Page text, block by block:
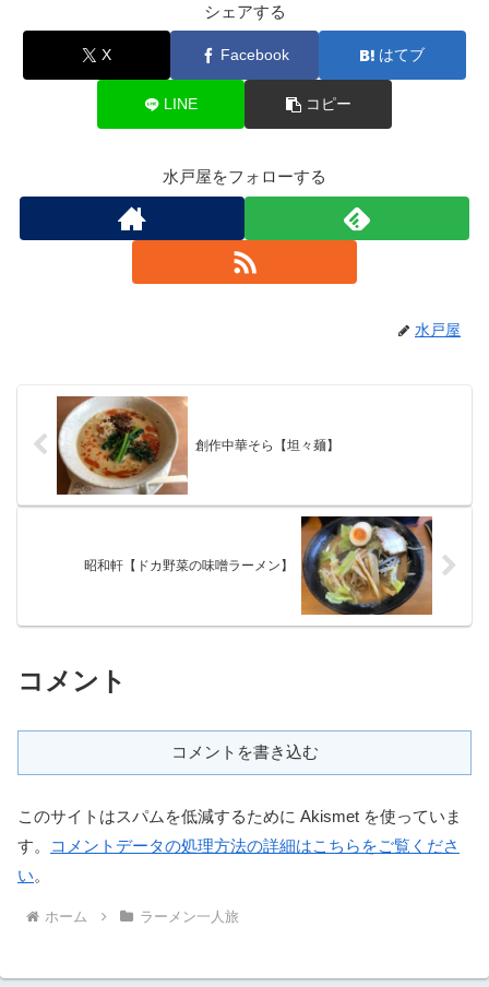
シェアする
X Facebook はてブ
LINE コピー
水戸屋をフォローする
水戸屋
創作中華そら【坦々麺】
昭和軒【ドカ野菜の味噌ラーメン】
コメント
コメントを書き込む
このサイトはスパムを低減するために Akismet を使っていま
す。
コメントデータの処理方法の詳細はこちらをご覧くださ
い。
ホーム ラーメン一人旅